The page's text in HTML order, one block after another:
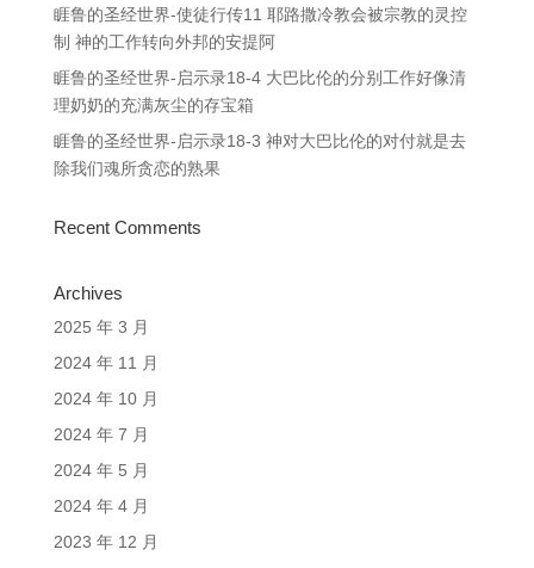
睚鲁的圣经世界-使徒行传11 耶路撒冷教会被宗教的灵控
制 神的工作转向外邦的安提阿
睚鲁的圣经世界-启示录18-4 大巴比伦的分别工作好像清
理奶奶的充满灰尘的存宝箱
睚鲁的圣经世界-启示录18-3 神对大巴比伦的对付就是去
除我们魂所贪恋的熟果
Recent Comments
Archives
2025 年 3 月
2024 年 11 月
2024 年 10 月
2024 年 7 月
2024 年 5 月
2024 年 4 月
2023 年 12 月